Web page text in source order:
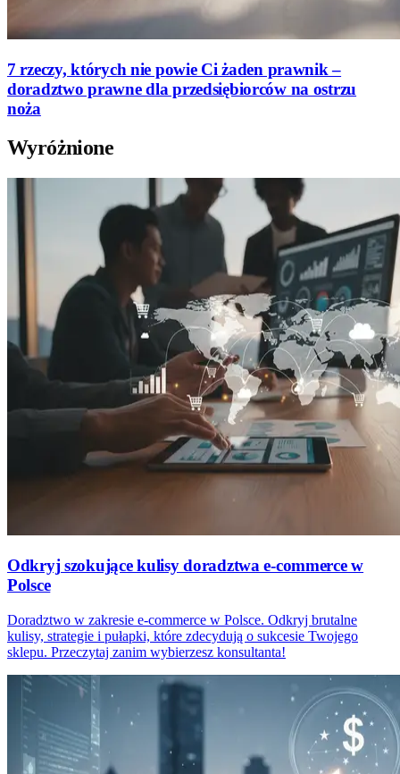
7 rzeczy, których nie powie Ci żaden prawnik –
doradztwo prawne dla przedsiębiorców na ostrzu
noża
Wyróżnione
Odkryj szokujące kulisy doradztwa e-commerce w
Polsce
Doradztwo w zakresie e-commerce w Polsce. Odkryj brutalne
kulisy, strategie i pułapki, które zdecydują o sukcesie Twojego
sklepu. Przeczytaj zanim wybierzesz konsultanta!